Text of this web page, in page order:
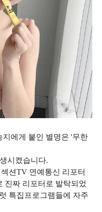
에게 붙인 별명은 '무한
시켰습니다.
션TV 연예통신 리포터
진짜 리포터로 발탁되었
특집프로그램들에 자주